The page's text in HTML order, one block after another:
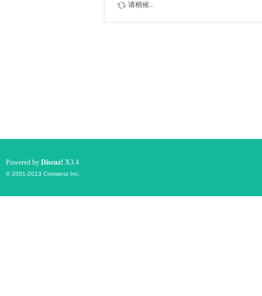
请稍候...
Powered by Discuz! X3.4
© 2001-2013 Comsenz Inc.